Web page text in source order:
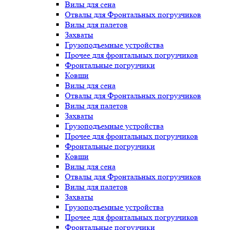
Вилы для сена
Отвалы для Фронтальных погрузчиков
Вилы для палетов
Захваты
Грузоподъемные устройства
Прочее для фронтальных погрузчиков
Фронтальные погрузчики
Ковши
Вилы для сена
Отвалы для Фронтальных погрузчиков
Вилы для палетов
Захваты
Грузоподъемные устройства
Прочее для фронтальных погрузчиков
Фронтальные погрузчики
Ковши
Вилы для сена
Отвалы для Фронтальных погрузчиков
Вилы для палетов
Захваты
Грузоподъемные устройства
Прочее для фронтальных погрузчиков
Фронтальные погрузчики